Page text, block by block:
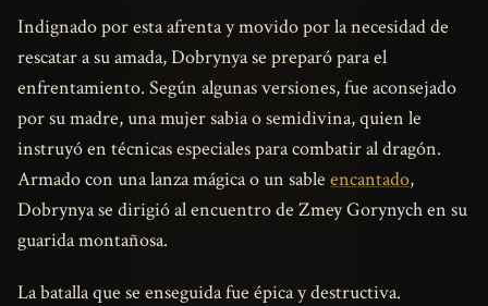
Indignado por esta afrenta y movido por la necesidad de
rescatar a su amada, Dobrynya se preparó para el
enfrentamiento. Según algunas versiones, fue aconsejado
por su madre, una mujer sabia o semidivina, quien le
instruyó en técnicas especiales para combatir al dragón.
Armado con una lanza mágica o un sable encantado,
Dobrynya se dirigió al encuentro de Zmey Gorynych en su
guarida montañosa.
La batalla que se enseguida fue épica y destructiva.